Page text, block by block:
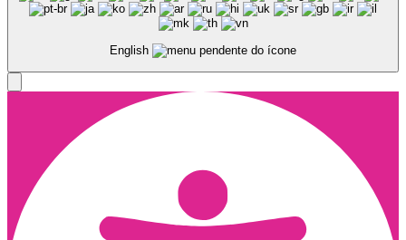
English